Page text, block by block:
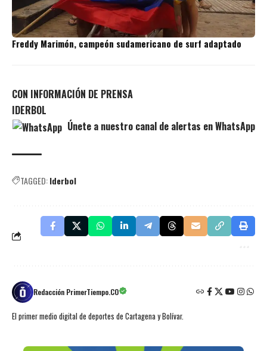
Freddy Marimón, campeón sudamericano de surf adaptado
CON INFORMACIÓN DE PRENSA
IDERBOL
Únete a nuestro canal de alertas en WhatsApp
TAGGED:Iderbol
Redacción PrimerTiempo.CO
El primer medio digital de deportes de Cartagena y Bolívar.